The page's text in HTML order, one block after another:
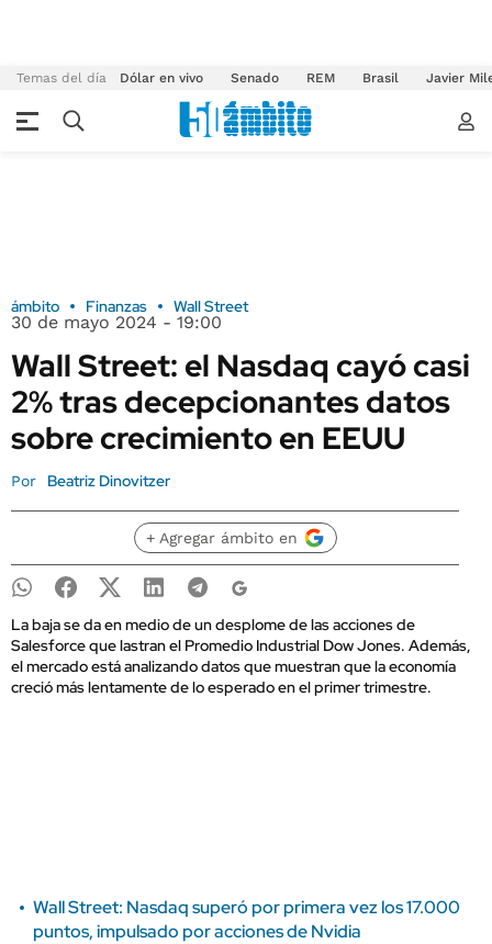
Temas del día Dólar en vivo Senado REM Brasil Javier
ámbito Finanzas Wall Street
30 de mayo 2024 - 19:00
Wall Street: el Nasdaq cayó casi
2% tras decepcionantes datos
sobre crecimiento en EEUU
Por Beatriz Dinovitzer
+ Agregar ámbito en
La baja se da en medio de un desplome de las acciones de
Salesforce que lastran el Promedio Industrial Dow Jones. Además,
el mercado está analizando datos que muestran que la economía
creció más lentamente de lo esperado en el primer trimestre.
Wall Street: Nasdaq superó por primera vez los 17.000
puntos, impulsado por acciones de Nvidia